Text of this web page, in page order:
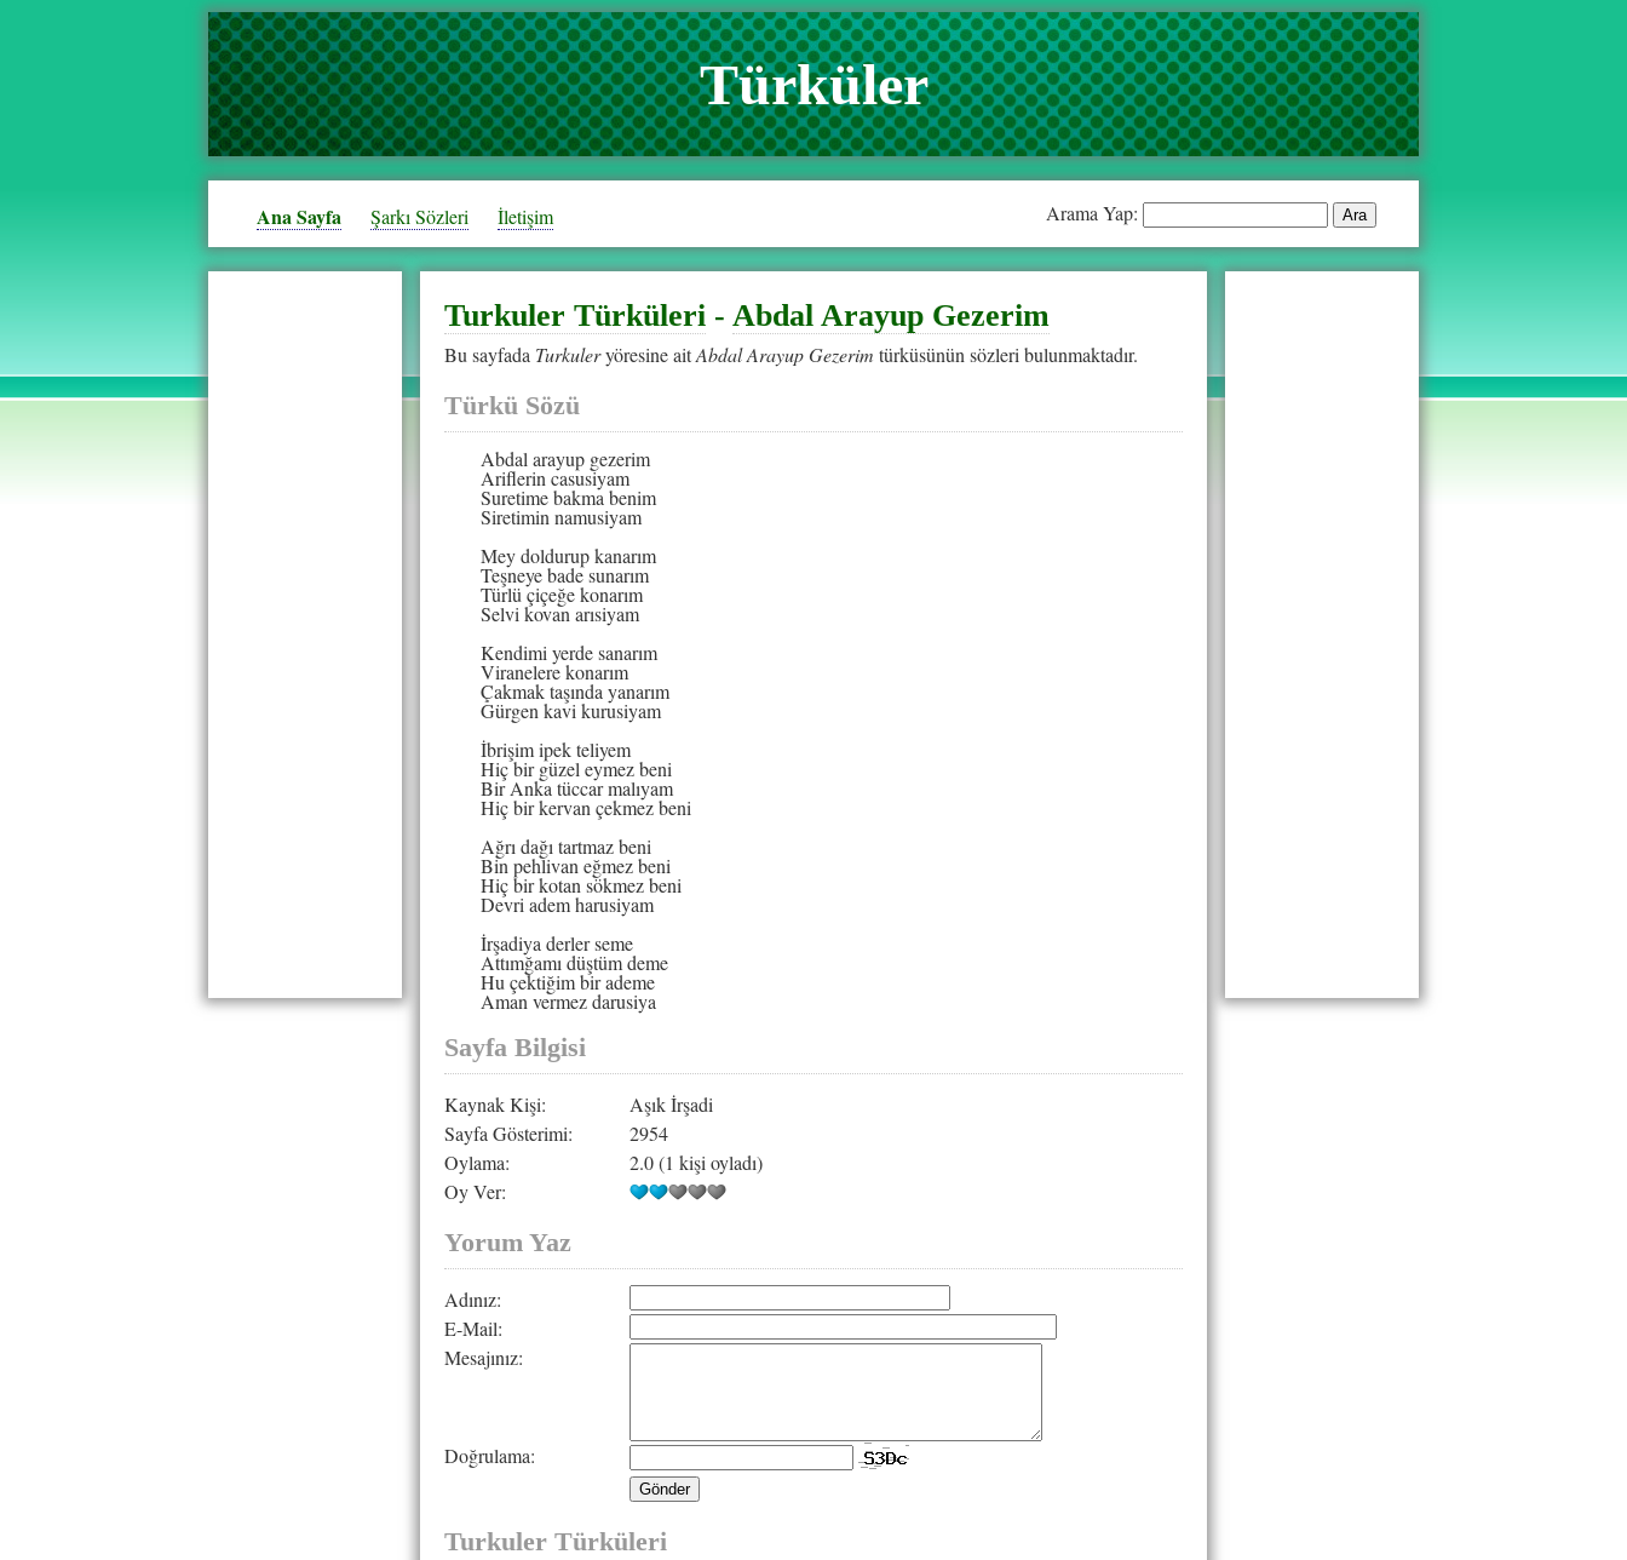
Türküler
Ana Sayfa Şarkı Sözleri İletişim Arama Yap:
Turkuler Türküleri - Abdal Arayup Gezerim
Bu sayfada Turkuleryöresine aitAbdal Arayup Gezerim türküsünün sözleri bulunmaktadır.
Türkü Sözü
Abdal arayup gezerim
Ariflerin casusiyam
Suretime bakma benim
Siretimin namusiyam
Mey doldurup kanarım
Teşneye bade sunarım
Türlü çiçeğe konarım
Selvi kovan arısiyam
Kendimi yerde sanarım
Viranelere konarım
Çakmak taşında yanarım
Gürgen kavi kurusiyam
İbrişim ipek teliyem
Hiç bir güzel eymez beni
Bir Anka tüccar malıyam
Hiç bir kervan çekmez beni
Ağrı dağı tartmaz beni
Bin pehlivan eğmez beni
Hiç bir kotan sökmez beni
Devri adem harusiyam
İrşadiya derler seme
Attımğamı düştüm deme
Hu çektiğim bir ademe
Aman vermez darusiya
Sayfa Bilgisi
Kaynak Kişi:
Aşık İrşadi
Sayfa Gösterimi:
2954
Oylama:
2.0 (1 kişi oyladı)
Oy Ver:
Yorum Yaz
Adınız:
E-Mail:
Mesajınız:
Doğrulama:
Turkuler Türküleri